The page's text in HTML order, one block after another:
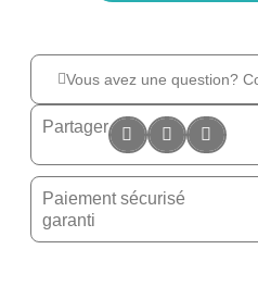
Vous avez une question?
Partager
Paiement sécurisé
garanti